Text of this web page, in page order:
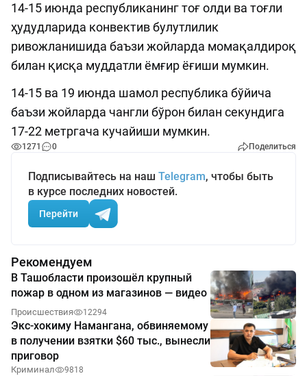
14-15 июнда республиканинг тоғ олди ва тоғли
ҳудудларида конвектив булутлилик
ривожланишида баъзи жойларда момақалдироқ
билан қисқа муддатли ёмғир ёғиши мумкин.
14-15 ва 19 июнда шамол республика бўйича
баъзи жойларда чангли бўрон билан секундига
17-22 метргача кучайиши мумкин.
1271 0 Поделиться
Подписывайтесь на наш Telegram, чтобы быть
в курсе последних новостей.
Перейти
Рекомендуем
В Ташобласти произошёл крупный
пожар в одном из магазинов — видео
Происшествия 12294
Экс-хокиму Намангана, обвиняемому
в получении взятки $60 тыс., вынесли
приговор
Криминал 9818